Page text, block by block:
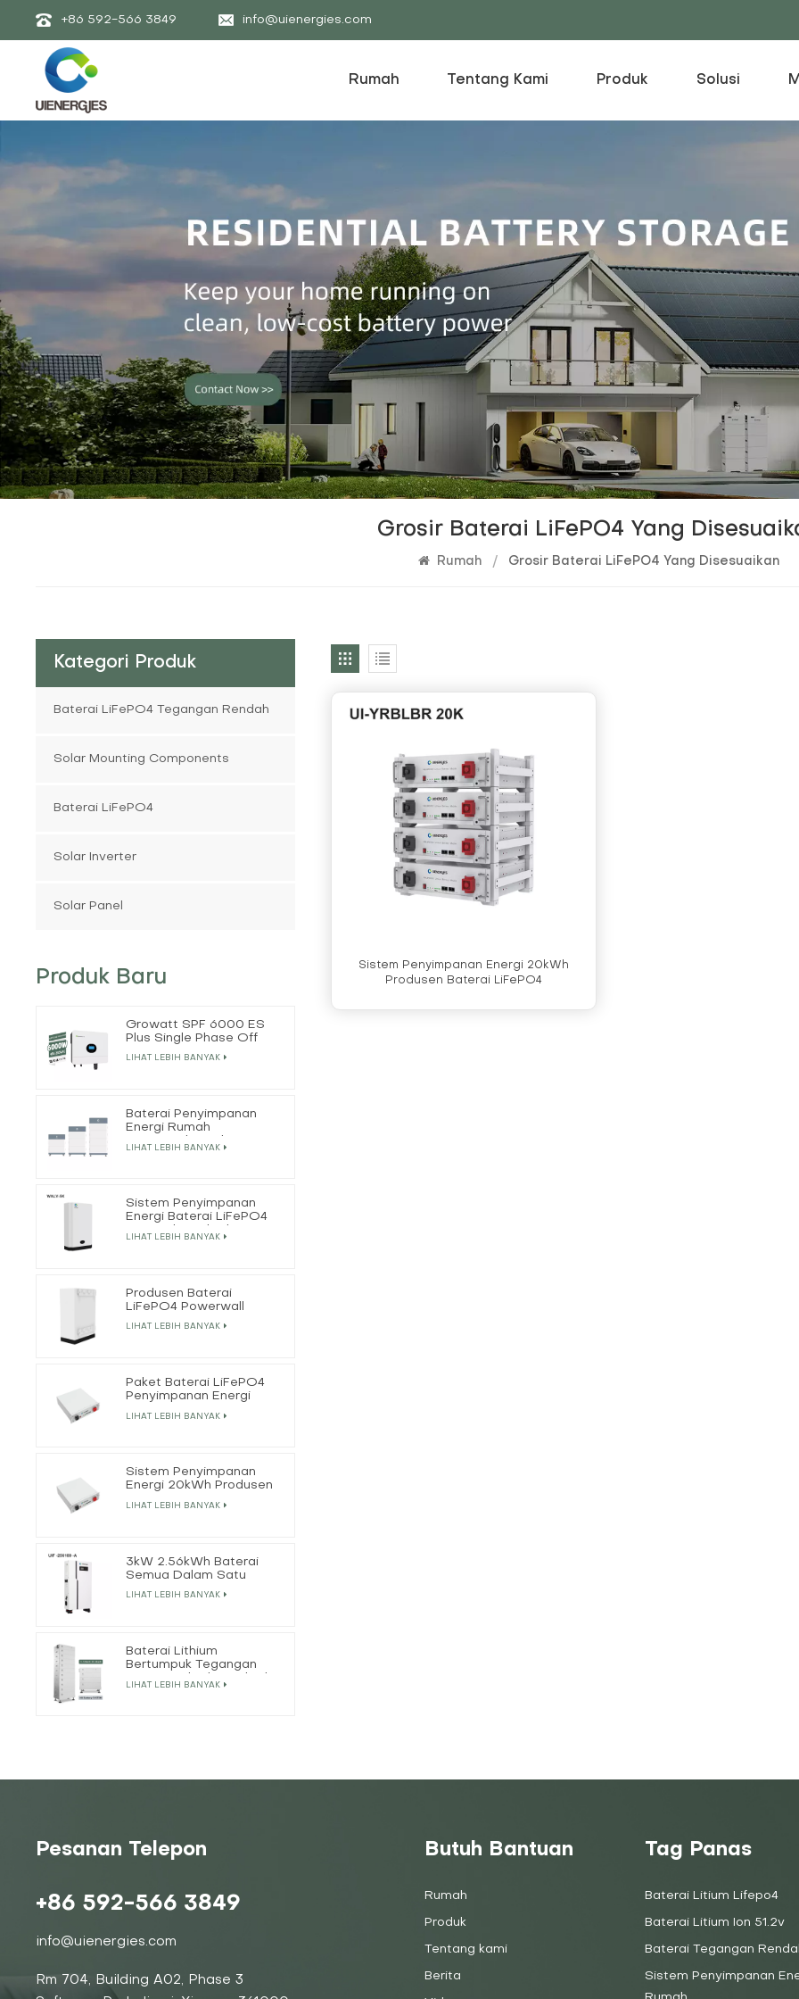
+86 592-566 3849 info@uienergies.com
Rumah Tentang Kami Produk Solusi
Grosir Baterai LiFePO4 Yang
Rumah / Grosir Baterai LiFePO4 Yang Disesuaikan
Sistem Penyimpanan Energi 20kWh
Produsen Baterai LiFePO4
Kategori Produk
Baterai LiFePO4 Tegangan Rendah
Solar Mounting Components
Baterai LiFePO4
Solar Inverter
Solar Panel
Produk Baru
Growatt SPF 6000 ES
Plus Single Phase Off
Grid Solar Inverter
LIHAT LEBIH BANYAK
Baterai Penyimpanan
Energi Rumah
LIHAT LEBIH BANYAK
Sistem Penyimpanan
Energi Baterai LiFePO4
LIHAT LEBIH BANYAK
Produsen Baterai
LiFePO4 Powerwall
51.2V 200Ah 10kWh
LIHAT LEBIH BANYAK
Paket Baterai LiFePO4
Penyimpanan Energi
LIHAT LEBIH BANYAK
Sistem Penyimpanan
Energi 20kWh Produsen
LIHAT LEBIH BANYAK
3kW 2.56kWh Baterai
Semua Dalam Satu
Dengan Inverter Surya
LIHAT LEBIH BANYAK
Baterai Lithium
Bertumpuk Tegangan
LIHAT LEBIH BANYAK
Pesanan Telepon
+86 592-566 3849
info@uienergies.com
Rm 704, Building A02, Phase 3
Butuh Bantuan
Rumah
Produk
Tentang kami
Berita
Tag Panas
Baterai Litium Lifepo4
Baterai Litium Ion 51.2v
Baterai Tegangan
Sistem Penyimpanan